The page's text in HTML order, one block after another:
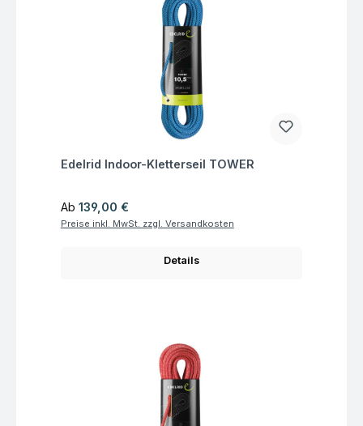
Fragen zum Artikel
Edelrid Indoor-Kletterseil TOWER
Regulärer Preis:
Ab 139,00 €
Preise inkl. MwSt. zzgl. Versandkosten
Details